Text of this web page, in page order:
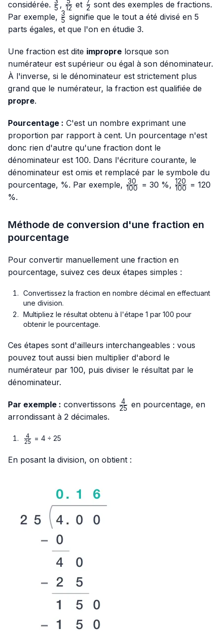
considérée. \frac{3}
{5}
5 , \frac{5}
{12}
12 et \frac{7}
{2}
2 sont des exemples de fractions.
Par exemple, \frac{3}
{5}
5
3 signifie que le tout a été divisé en 5
parts égales, et que l'on en étudie 3.
Une fraction est dite impropre lorsque son
numérateur est supérieur ou égal à son dénominateur.
À l'inverse, si le dénominateur est strictement plus
grand que le numérateur, la fraction est qualifiée de
propre.
Pourcentage : C'est un nombre exprimant une
proportion par rapport à cent. Un pourcentage n'est
donc rien d'autre qu'une fraction dont le
dénominateur est 100. Dans l'écriture courante, le
dénominateur est omis et remplacé par le symbole du
pourcentage, %. Par exemple, \frac{30}
100
30 = 30 %, \frac{120}
100
120
= 120
%.
Méthode de conversion d'une fraction en
pourcentage
Pour convertir manuellement une fraction en
pourcentage, suivez ces deux étapes simples :
Convertissez la fraction en nombre décimal en effectuant
une division.
Multipliez le résultat obtenu à l'étape 1 par 100 pour
obtenir le pourcentage.
Ces étapes sont d'ailleurs interchangeables : vous
pouvez tout aussi bien multiplier d'abord le
numérateur par 100, puis diviser le résultat par le
dénominateur.
Par exemple : convertissons \frac{4}
25
4
en pourcentage, en
arrondissant à 2 décimales.
\frac{4}
25
4 = 4 ÷ 25
En posant la division, on obtient :